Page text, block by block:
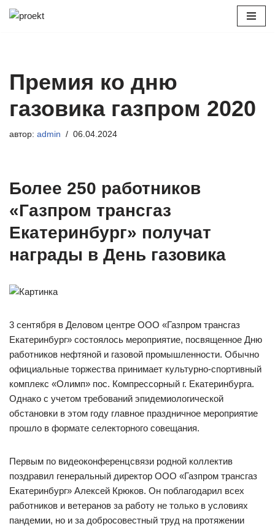
Премия ко дню
газовика газпром 2020
автор: admin 06.04.2024
Более 250 работников
«Газпром трансгаз
Екатеринбург» получат
награды в День газовика
3 сентября в Деловом центре ООО «Газпром трансгаз
Екатеринбург» состоялось мероприятие, посвященное Дню
работников нефтяной и газовой промышленности. Обычно
официальные торжества принимает культурно-спортивный
комплекс «Олимп» пос. Компрессорный г. Екатеринбурга.
Однако с учетом требований эпидемиологической
обстановки в этом году главное праздничное мероприятие
прошло в формате селекторного совещания.
Первым по видеоконференцсвязи родной коллектив
поздравил генеральный директор ООО «Газпром трансгаз
Екатеринбург» Алексей Крюков. Он поблагодарил всех
работников и ветеранов за работу не только в условиях
пандемии, но и за добросовестный труд на протяжении